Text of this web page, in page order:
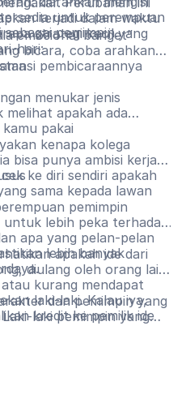
untuk perempuan
pemimpin.
terjadi dalam waktu
strategi kecil yang
hari:
emosional banget”
bicara, coba arahkan
pembicaraannya
menukar jenis
melihat apakah ada
pakai
kenapa kolega
bisa punya ambisi kerja
ke diri sendiri apakah
sama kepada lawan
pemimpin
lebih peka terhadap
apa yang pelan-pelan
lebih banyak
apakah ide dari
diulang oleh orang lain
kurang mendapat
laki-laki. Kalau iya,
kredit ke pemilik ide
dan pemimpin yang
laki pemimpin yang
mendapat ruang untuk
lagi. Perempuan